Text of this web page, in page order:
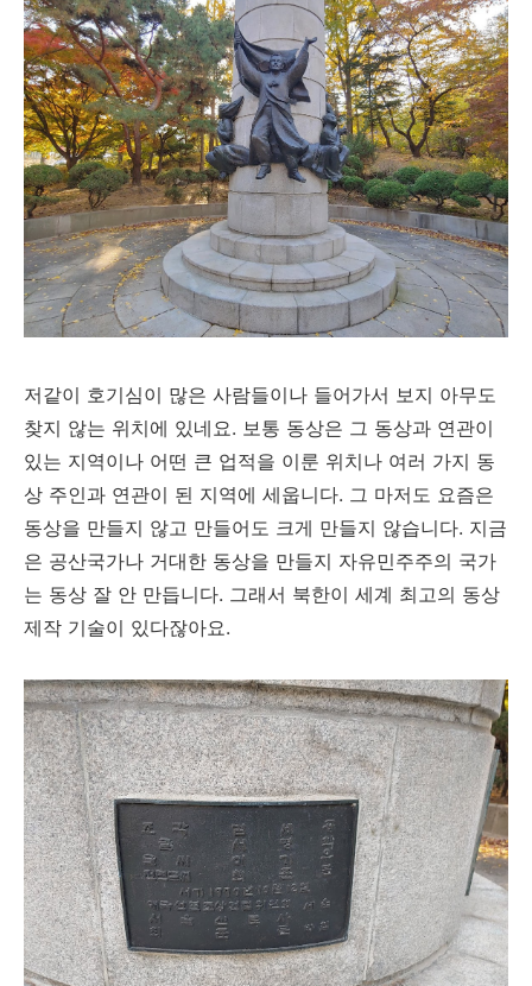
저같이 호기심이 많은 사람들이나 들어가서 보지 아무도
찾지 않는 위치에 있네요. 보통 동상은 그 동상과 연관이
있는 지역이나 어떤 큰 업적을 이룬 위치나 여러 가지 동
상 주인과 연관이 된 지역에 세웁니다. 그 마저도 요즘은
동상을 만들지 않고 만들어도 크게 만들지 않습니다. 지금
은 공산국가나 거대한 동상을 만들지 자유민주주의 국가
는 동상 잘 안 만듭니다. 그래서 북한이 세계 최고의 동상
제작 기술이 있다잖아요.